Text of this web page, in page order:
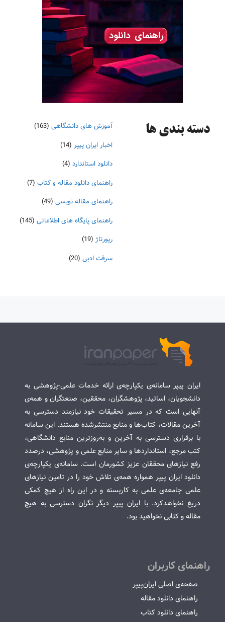
دسته‌ بندی ها آموزش های دانشگاهی (163)
اخبار ایران پیپر (14)
دانلود استاندارد (4)
راهنمای دانلود مقاله و کتاب (7)
راهنمای مقاله نویسی (49)
راهنمای پایگاه های اطلاعاتی (145)
رپورتاژ (19)
سرقت ادبی (20)
ایران پیپر سامانه‌ی یکپارچه‌ی ارائه خدمات علمی-پژوهشی به
دانشجویان، اساتید، پژوهشگران، محققین، صنعتگران و همه‌ی
آنهایی است که در مسیر تحقیقات خود نیازمند دسترسی به
آخرین مقالات، کتاب‌ها و منابع منتشرشده هستند. این سامانه
با برقراری دسترسی به آخرین و به‌روزترین منابع دانشگاهی،
کتب مرجع، استانداردها و سایر منابع علمی و پژوهشی، درصدد
رفع نیازهای محققان عزیز کشورمان است. سامانه‌ی یکپارچه‌ی
دانلود ایران پیپر همواره همه‌ی تلاش خود را در تامین نیازهای
علمی جامعه‌ی علمی به کاربسته و در این راه از هیچ کمکی
دریغ نخواهدکرد. با ایران پیپر دیگر نگران دسترسی به هیچ
مقاله و کتابی نخواهید بود.
راهنمای کاربران
صفحه‌ی اصلی ایران‌پیپر
راهنمای دانلود مقاله
راهنمای دانلود کتاب